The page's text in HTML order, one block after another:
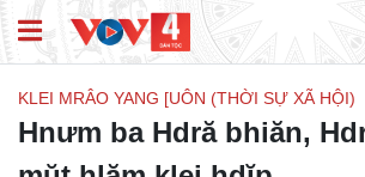
KLEI MRÂO YANG [UÔN (THỜI SỰ XÃ HỘI)
Hnưm ba Hdră bhiăn,